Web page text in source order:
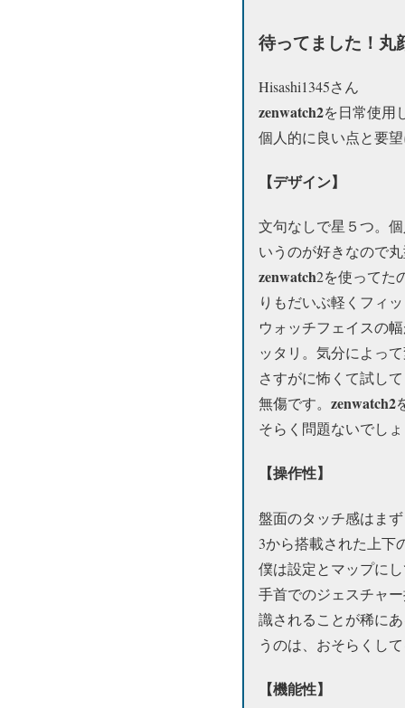
待ってました！丸
Hisashi1345さん
zenwatch2を日常使用
個人的に良い点と要
【デザイン】
文句なしで星５つ。
いうのが好きなので
zenwatch2を使ってた
りもだいぶ軽くフィ
ウォッチフェイスの
ッタリ。気分によっ
さすがに怖くて試し
無傷です。 zenwatch2
そらく問題ないでし
【操作性】
盤面のタッチ感はま
3から搭載された上下
僕は設定とマップに
手首でのジェスチャ
識されることが稀に
うのは、おそらくし
【機能性】